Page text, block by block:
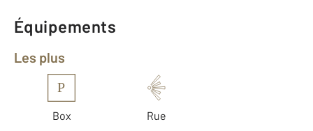
Équipements
Les plus
P
Box Rue